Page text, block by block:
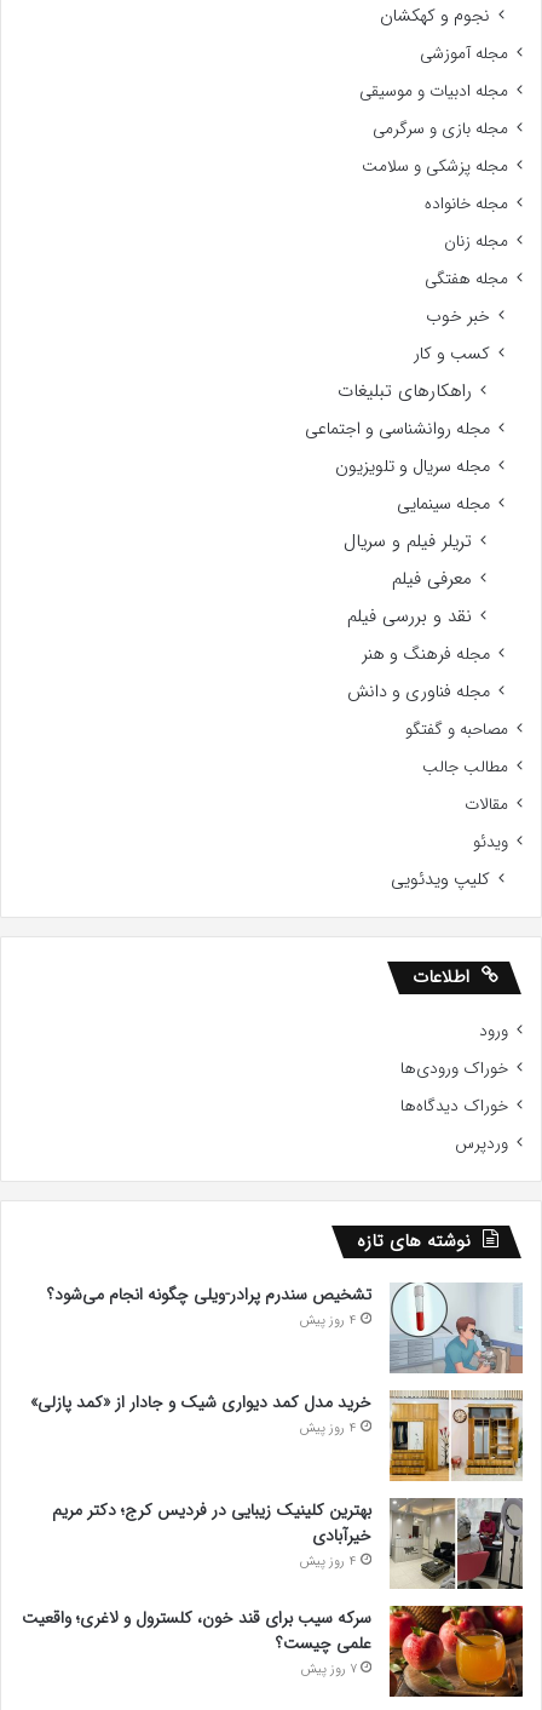
نجوم و کهکشان
مجله آموزشی
مجله ادبیات و موسیقی
مجله بازی و سرگرمی
مجله پزشکی و سلامت
مجله خانواده
مجله زنان
مجله هفتگی
خبر خوب
کسب و کار
راهکارهای تبلیغات
مجله روانشناسی و اجتماعی
مجله سریال و تلویزیون
مجله سینمایی
تریلر فیلم و سریال
معرفی فیلم
نقد و بررسی فیلم
مجله فرهنگ و هنر
مجله فناوری و دانش
مصاحبه و گفتگو
مطالب جالب
مقالات
ویدئو
کلیپ ویدئویی
اطلاعات
ورود
خوراک ورودی‌ها
خوراک دیدگاه‌ها
وردپرس
نوشته های تازه
تشخیص سندرم پرادر-ویلی چگونه انجام می‌شود؟
4 روز پیش
خرید مدل کمد دیواری شیک و جادار از «کمد پازلی»
4 روز پیش
بهترین کلینیک زیبایی در فردیس کرج؛ دکتر مریم
خیرآبادی
4 روز پیش
سرکه سیب برای قند خون، کلسترول و لاغری؛ واقعیت
علمی چیست؟
7 روز پیش